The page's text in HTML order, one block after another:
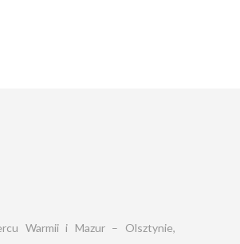
Warmii i Mazur – Olsztynie,